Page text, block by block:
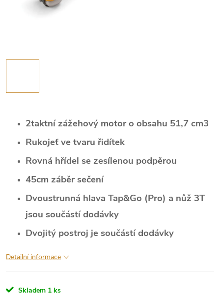
2taktní zážehový motor o obsahu 51,7 cm3
Rukojeť ve tvaru řidítek
Rovná hřídel se zesílenou podpěrou
45cm záběr sečení
Dvoustrunná hlava Tap&Go (Pro) a nůž 3T
jsou součástí dodávky
Dvojitý postroj je součástí dodávky
Detailní informace
Skladem 1 ks